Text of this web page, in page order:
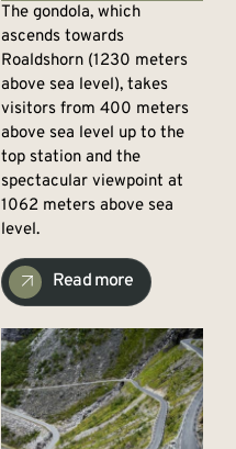
The gondola, which
ascends towards
Roaldshorn (1230 meters
above sea level), takes
visitors from 400 meters
above sea level up to the
top station and the
spectacular viewpoint at
1062 meters above sea
level.
Read more